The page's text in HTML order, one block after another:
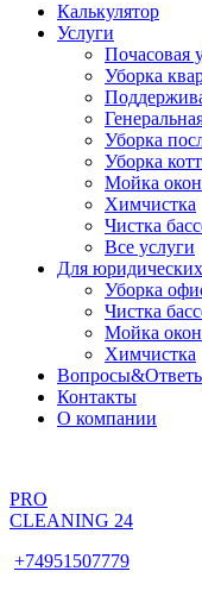
Калькулятор
Услуги
Почасовая
Уборка
Уборка
Уборка
Мойка окон
Химчистка
Чистка
Все услуги
Для
Уборка
Чистка
Мойка окон
Химчистка
Контакты
О компании
PRO
CLEANING 24
+74951507779